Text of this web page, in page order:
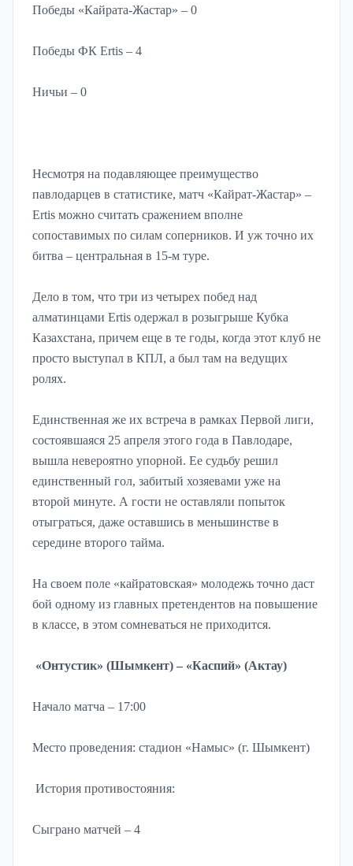
Победы «Кайрата-Жастар» – 0
Победы ФК Ertis – 4
Ничьи – 0
Несмотря на подавляющее преимущество
павлодарцев в статистике, матч «Кайрат-Жастар» –
Ertis можно считать сражением вполне
сопоставимых по силам соперников. И уж точно их
битва – центральная в 15-м туре.
Дело в том, что три из четырех побед над
алматинцами Ertis одержал в розыгрыше Кубка
Казахстана, причем еще в те годы, когда этот клуб не
просто выступал в КПЛ, а был там на ведущих
ролях.
Единственная же их встреча в рамках Первой лиги,
состоявшаяся 25 апреля этого года в Павлодаре,
вышла невероятно упорной. Ее судьбу решил
единственный гол, забитый хозяевами уже на
второй минуте. А гости не оставляли попыток
отыграться, даже оставшись в меньшинстве в
середине второго тайма.
На своем поле «кайратовская» молодежь точно даст
бой одному из главных претендентов на повышение
в классе, в этом сомневаться не приходится.
«Онтустик» (Шымкент) – «Каспий» (Актау)
Начало матча – 17:00
Место проведения: стадион «Намыс» (г. Шымкент)
История противостояния:
Сыграно матчей – 4